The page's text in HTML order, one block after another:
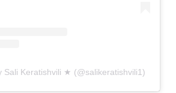
Sali Keratishvili ★ (@salikeratishvili1)